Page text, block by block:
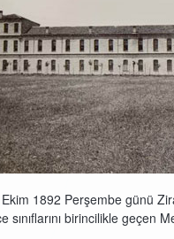
Ekim 1892 Perşembe günü
sınıflarını birincilikle geçen